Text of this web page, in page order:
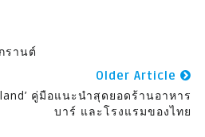
รานต์
Older Article
คู่มือแนะนำสุดยอดร้านอาหาร
บาร์ และโรงแรมของไทย